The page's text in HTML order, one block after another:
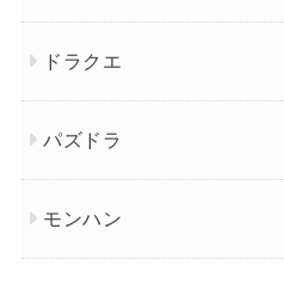
ドラクエ
パズドラ
モンハン